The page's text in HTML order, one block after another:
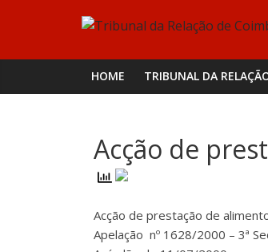
Tribunal
da
Relação
de
Coimbra
HOME TRIBUNAL DA
Acção de
Acção de prestação de
Apelação nº 1628/2000 – 3ª